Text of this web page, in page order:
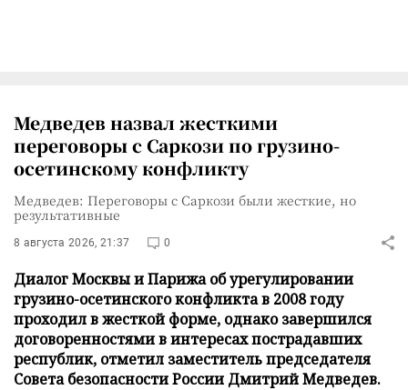
Медведев назвал жесткими
переговоры с Саркози по грузино-
осетинскому конфликту
Медведев: Переговоры с Саркози были жесткие, но
результативные
8 августа 2026, 21:37 0
Диалог Москвы и Парижа об урегулировании
грузино-осетинского конфликта в 2008 году
проходил в жесткой форме, однако завершился
договоренностями в интересах пострадавших
республик, отметил заместитель председателя
Совета безопасности России Дмитрий Медведев.